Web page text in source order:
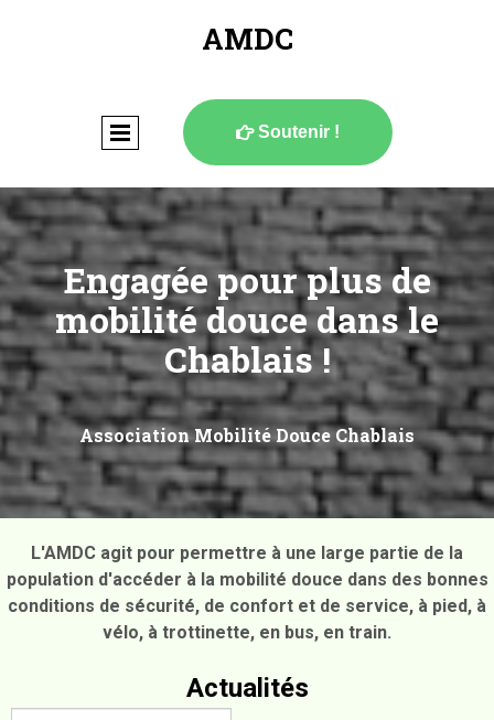
AMDC
Soutenir !
Engagée pour plus de
mobilité douce dans le
Chablais !
Association Mobilité Douce Chablais
L'AMDC agit pour permettre à une large partie de la
population d'accéder à la mobilité douce dans des bonnes
conditions de sécurité, de confort et de service, à pied, à
vélo, à trottinette, en bus, en train.
Actualités